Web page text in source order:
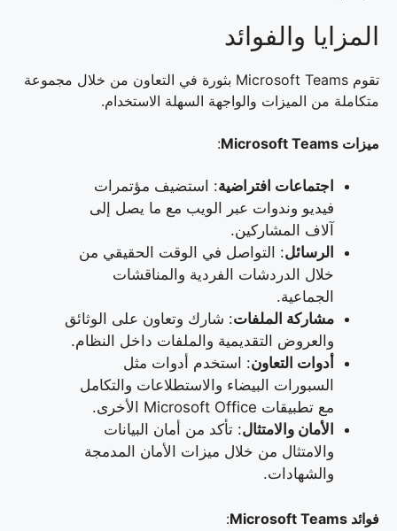
المزايا والفوائد
تقوم Microsoft Teams بثورة في التعاون من خلال مجموعة
متكاملة من الميزات والواجهة السهلة الاستخدام.
ميزات Microsoft Teams :
اجتماعات افتراضية: استضيف مؤتمرات
فيديو وندوات عبر الويب مع ما يصل إلى
آلاف المشاركين.
الرسائل: التواصل في الوقت الحقيقي من
خلال الدردشات الفردية والمناقشات
الجماعية.
مشاركة الملفات: شارك وتعاون على الوثائق
والعروض التقديمية والملفات داخل النظام.
أدوات التعاون: استخدم أدوات مثل
السبورات البيضاء والاستطلاعات والتكامل
مع تطبيقات Microsoft Office الأخرى.
الأمان والامتثال: تأكد من أمان البيانات
والامتثال من خلال ميزات الأمان المدمجة
والشهادات.
فوائد Microsoft Teams :